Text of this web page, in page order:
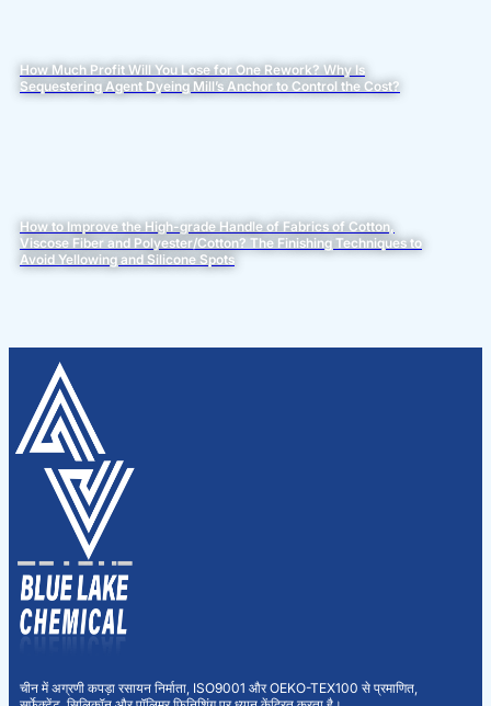
How Much Profit Will You Lose for One Rework? Why Is
Sequestering Agent Dyeing Mill’s Anchor to Control the Cost?
How to Improve the High-grade Handle of Fabrics of Cotton,
Viscose Fiber and Polyester/Cotton? The Finishing Techniques to
Avoid Yellowing and Silicone Spots
चीन में अग्रणी कपड़ा रसायन निर्माता, ISO9001 और OEKO-TEX100 से प्रमाणित,